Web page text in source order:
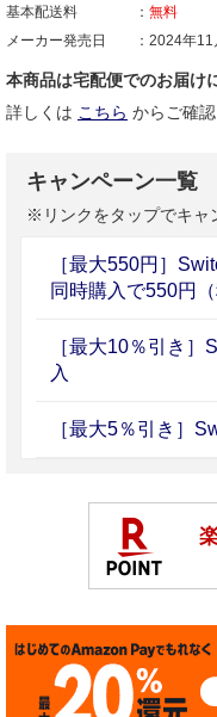
基本配送料
無料
メーカー発売日
2024年11
本商品は宅配便でのお届け
詳しくは こちら からご確認
キャンペーン一覧
※リンクをタップでキャ
［最大550円］
同時購入で550円
［最大10％引き
入
［最大5％引き］